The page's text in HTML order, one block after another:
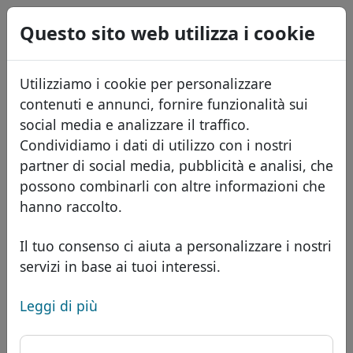
Questo sito web utilizza i cookie
Utilizziamo i cookie per personalizzare
contenuti e annunci, fornire funzionalità sui
social media e analizzare il traffico.
Condividiamo i dati di utilizzo con i nostri
partner di social media, pubblicità e analisi, che
possono combinarli con altre informazioni che
hanno raccolto.
Il tuo consenso ci aiuta a personalizzare i nostri
servizi in base ai tuoi interessi.
Leggi di più
Domini
Database dei domini
Domini africani
Domini asiatici
Domini europei
Domini del Medio Oriente
Domini nordamericani
Listino prezzi
Sconti
Trasferisci
Cerca
Servizi
ID Protect
Hosting DNS
WHOIS
USD
EUR
GBP
Español
Français
Português
Română
Eesti
Dominio .banque - Nuovi